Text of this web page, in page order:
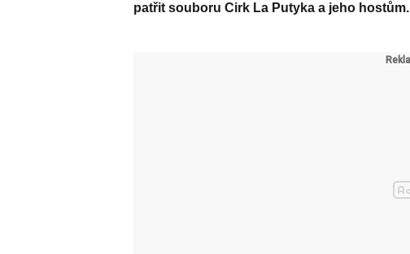
patřit souboru Cirk La Putyka a jeho hostům.